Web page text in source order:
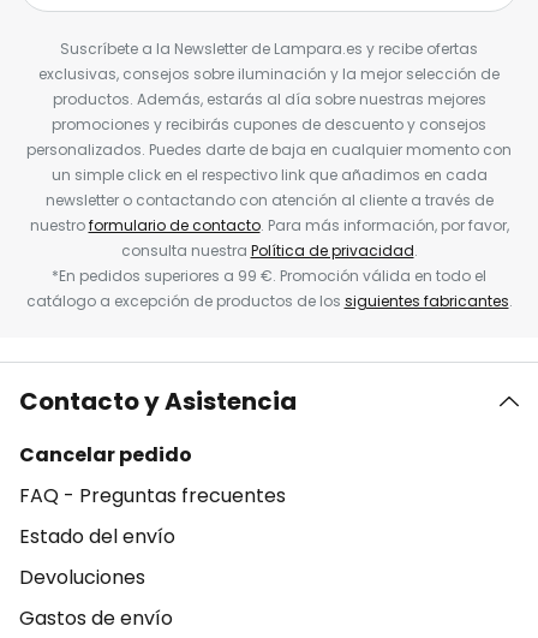
Suscríbete a la Newsletter de Lampara.es y recibe ofertas
exclusivas, consejos sobre iluminación y la mejor selección de
productos. Además, estarás al día sobre nuestras mejores
promociones y recibirás cupones de descuento y consejos
personalizados. Puedes darte de baja en cualquier momento con
un simple click en el respectivo link que añadimos en cada
newsletter o contactando con atención al cliente a través de
nuestroformulario de contacto. Para más información, por favor,
consulta nuestra Política de privacidad.
*En pedidos superiores a 99 €. Promoción válida en todo el
catálogo a excepción de productos de los siguientes fabricantes.
Contacto y Asistencia
Cancelar pedido
FAQ - Preguntas frecuentes
Estado del envío
Devoluciones
Gastos de envío